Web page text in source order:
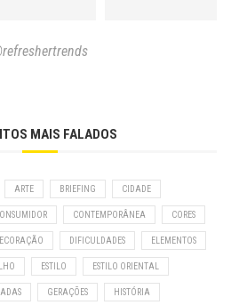
MAIS FALADOS
ARTE BRIEFING CIDADE
CONTEMPORÂNEA CORES
DIFICULDADES ELEMENTOS
ESTILO ESTILO ORIENTAL
GERAÇÕES HISTÓRIA